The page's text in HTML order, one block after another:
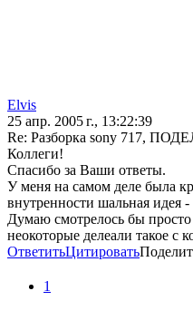
Elvis
25 апр. 2005 г., 13:22:39
Re: Разборка sony 717,
Коллеги!
Спасибо за Ваши ответы.
У меня на самом деле была
внутренности шальная идея
Думаю смотрелось бы
неокоторые делеали такое с
ОтветитьЦитировать
1